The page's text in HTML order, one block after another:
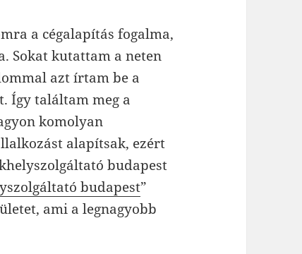
a cégalapítás fogalma,
Sokat kutattam a neten
azt írtam be a
Így találtam meg a
komolyan
alapítsak, ezért
budapest
budapest”
ami a legnagyobb